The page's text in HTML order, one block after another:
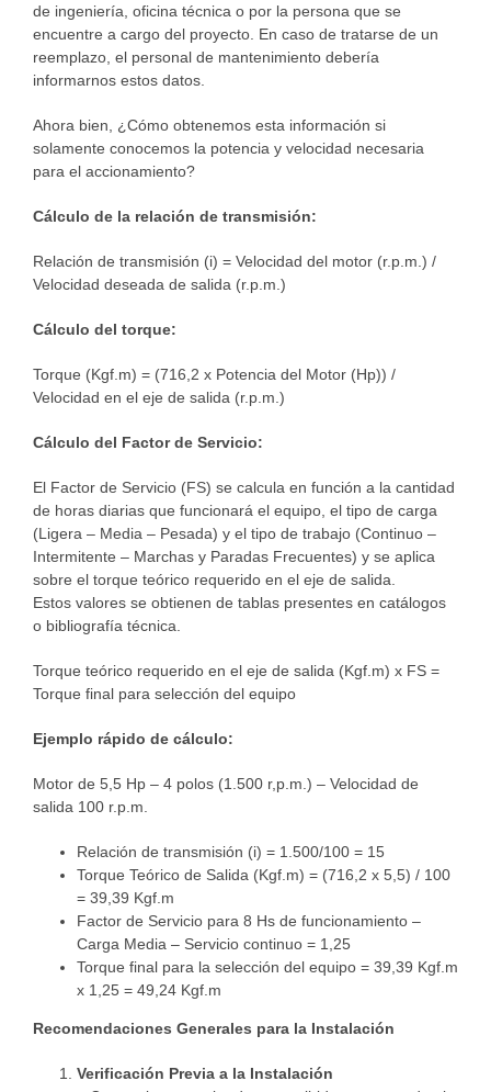
de ingeniería, oficina técnica o por la persona que se
encuentre a cargo del proyecto. En caso de tratarse de un
reemplazo, el personal de mantenimiento debería
informarnos estos datos.
Ahora bien, ¿Cómo obtenemos esta información si
solamente conocemos la potencia y velocidad necesaria
para el accionamiento?
Cálculo de la relación de transmisión:
Relación de transmisión (i) = Velocidad del motor (r.p.m.) /
Velocidad deseada de salida (r.p.m.)
Cálculo del torque:
Torque (Kgf.m) = (716,2 x Potencia del Motor (Hp)) /
Velocidad en el eje de salida (r.p.m.)
Cálculo del Factor de Servicio:
El Factor de Servicio (FS) se calcula en función a la cantidad
de horas diarias que funcionará el equipo, el tipo de carga
(Ligera – Media – Pesada) y el tipo de trabajo (Continuo –
Intermitente – Marchas y Paradas Frecuentes) y se aplica
sobre el torque teórico requerido en el eje de salida.
Estos valores se obtienen de tablas presentes en catálogos
o bibliografía técnica.
Torque teórico requerido en el eje de salida (Kgf.m) x FS =
Torque final para selección del equipo
Ejemplo rápido de cálculo:
Motor de 5,5 Hp – 4 polos (1.500 r,p.m.) – Velocidad de
salida 100 r.p.m.
Relación de transmisión (i) = 1.500/100 = 15
Torque Teórico de Salida (Kgf.m) = (716,2 x 5,5) / 100
= 39,39 Kgf.m
Factor de Servicio para 8 Hs de funcionamiento –
Carga Media – Servicio continuo = 1,25
Torque final para la selección del equipo = 39,39 Kgf.m
x 1,25 = 49,24 Kgf.m
Recomendaciones Generales para la Instalación
Verificación Previa a la Instalación